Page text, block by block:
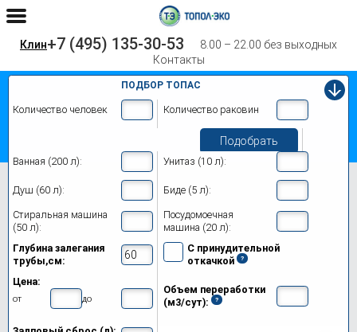
Клин+7 (495) 135-30-53
8.00 – 22.00 без выходных
Контакты
ПОДБОР ТОПАС
Количество человек Количество раковин
Подобрать
Ванная (200 л): Унитаз (10 л):
Душ (60 л): Биде (5 л):
Стиральная машина
(50 л):
Посудомоечная
машина (20 л):
Глубина залегания
трубы,см:
С принудительной
откачкой
Цена:
от до
Объем переработки
(м3/сут):
Септик Топас 15 Пр в Клине
Модификации
Цены на монтаж
Обслуживание